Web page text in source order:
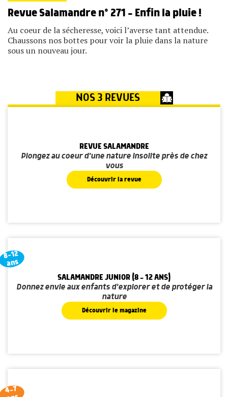
Revue Salamandre n° 271 – Enfin la pluie !
Au coeur de la sécheresse, voici l’averse tant attendue.
Chaussons nos bottes pour voir la pluie dans la nature
sous un nouveau jour.
NOS 3 REVUES
REVUE SALAMANDRE
Plongez au coeur d'une nature insolite près de chez
vous
Découvrir la revue
8-12
ans
SALAMANDRE JUNIOR (8 - 12 ANS)
Donnez envie aux enfants d'explorer et de protéger la
nature
Découvrir le magazine
4-7